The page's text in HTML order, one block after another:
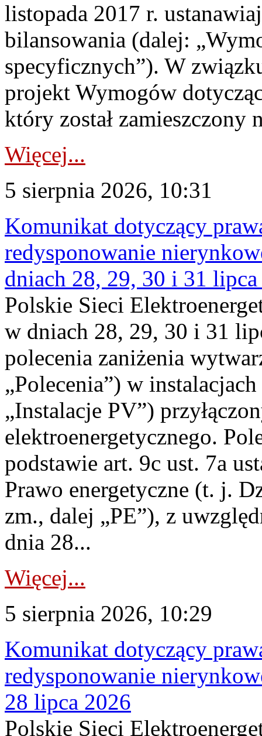
listopada 2017 r.
bilansowania (dalej:
specyficznych”). W
projekt Wymogów
który został zamieszczony
Więcej...
5 sierpnia 2026, 10:31
Komunikat dotyczący
redysponowanie
dniach 28, 29, 30 i 31
Polskie Sieci
w dniach 28, 29, 30 i 31
polecenia zaniżenia
„Polecenia”) w
„Instalacje PV”)
elektroenergetycznego.
podstawie art. 9c ust. 7a
Prawo energetyczne (t. j.
zm., dalej „PE”), z
dnia 28...
Więcej...
5 sierpnia 2026, 10:29
Komunikat dotyczący
redysponowanie
28 lipca 2026
Polskie Sieci